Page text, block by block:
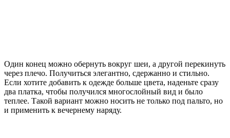
Один конец можно обернуть вокруг шеи, а другой перекинуть
через плечо. Получиться элегантно, сдержанно и стильно.
Если хотите добавить к одежде больше цвета, наденьте сразу
два платка, чтобы получился многослойный вид и было
теплее. Такой вариант можно носить не только под пальто, но
и применить к вечернему наряду.